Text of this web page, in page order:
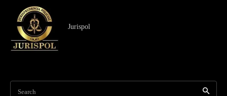
Jurispol
Search